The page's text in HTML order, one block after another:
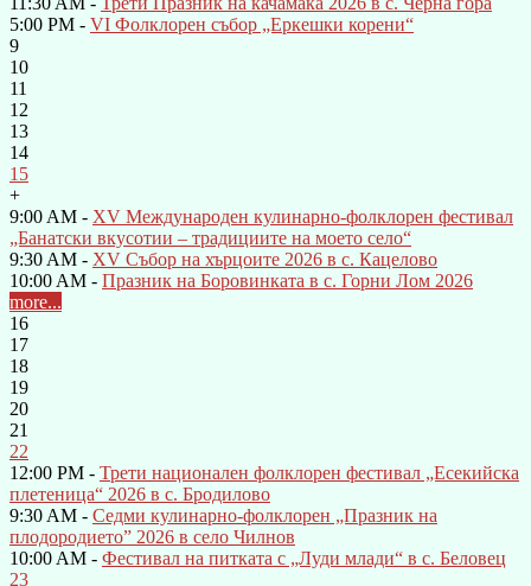
5:00 PM - VI Фолклорен събор „Еркешки корени“
9
10
11
12
13
14
15
+
9:00 AM - XV Международен кулинарно-фолклорен фестивал
„Банатски вкусотии – традициите на моето село“
9:30 AM - XV Събор на хърцоите 2026 в с. Кацелово
10:00 AM - Празник на Боровинката в с. Горни Лом 2026
more...
16
17
18
19
20
21
22
12:00 PM - Трети национален фолклорен фестивал „Есекийска
плетеница“ 2026 в с. Бродилово
9:30 AM - Седми кулинарно-фолклорен „Празник на
плодородието” 2026 в село Чилнов
10:00 AM - Фестивал на питката с „Луди млади“ в с. Беловец
23